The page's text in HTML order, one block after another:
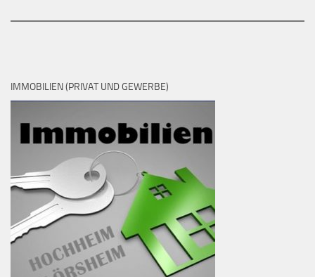
IMMOBILIEN (PRIVAT UND GEWERBE)